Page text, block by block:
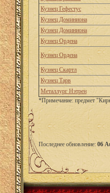
Кузнец Гефестус
Кузнец Доминиона
Кузнец Доминиона
Кузнец Ордена
Кузнец Ордена
Кузнец Скартл
Кузнец Тарв
Металлург Нэтрен
*Примечание: предмет
Последнее обновление: 06